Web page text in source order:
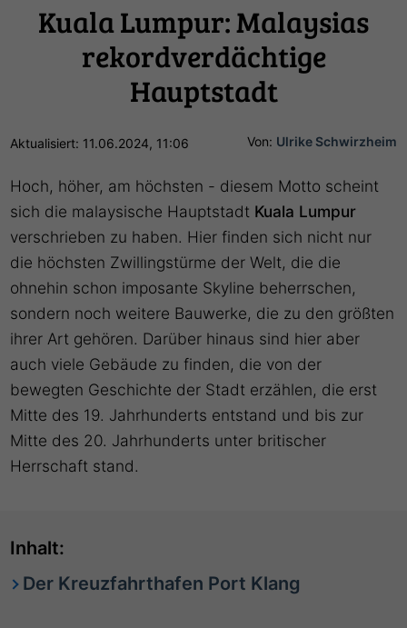
Kuala Lumpur: Malaysias
rekordverdächtige
Hauptstadt
Von: Ulrike Schwirzheim
Aktualisiert: 11.06.2024, 11:06
Hoch, höher, am höchsten - diesem Motto scheint
sich die malaysische Hauptstadt Kuala Lumpur
verschrieben zu haben. Hier finden sich nicht nur
die höchsten Zwillingstürme der Welt, die die
ohnehin schon imposante Skyline beherrschen,
sondern noch weitere Bauwerke, die zu den größten
ihrer Art gehören. Darüber hinaus sind hier aber
auch viele Gebäude zu finden, die von der
bewegten Geschichte der Stadt erzählen, die erst
Mitte des 19. Jahrhunderts entstand und bis zur
Mitte des 20. Jahrhunderts unter britischer
Herrschaft stand.
Inhalt:
Der Kreuzfahrthafen Port Klang